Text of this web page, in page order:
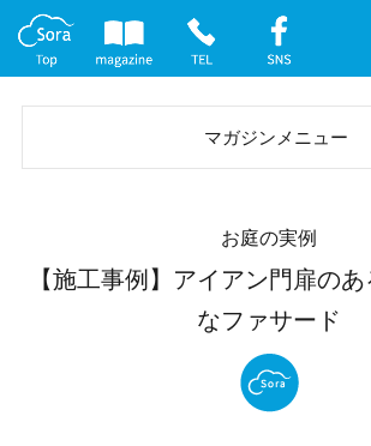
マガジンメニュー
イベント案内
メディア情報
お庭の実例
【施工事例】アイアン門扉の
なファサード